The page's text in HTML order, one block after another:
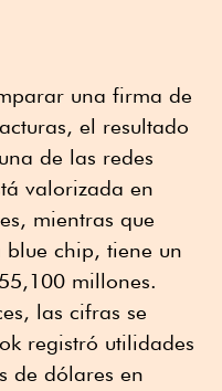
una firma de
el resultado
de las redes
valorizada en
mientras que
chip, tiene un
millones.
las cifras se
registró utilidades
de dólares en